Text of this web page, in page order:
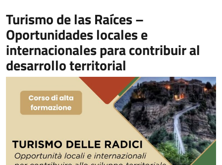
Turismo de las Raíces –
Oportunidades locales e
internacionales para contribuir al
desarrollo territorial